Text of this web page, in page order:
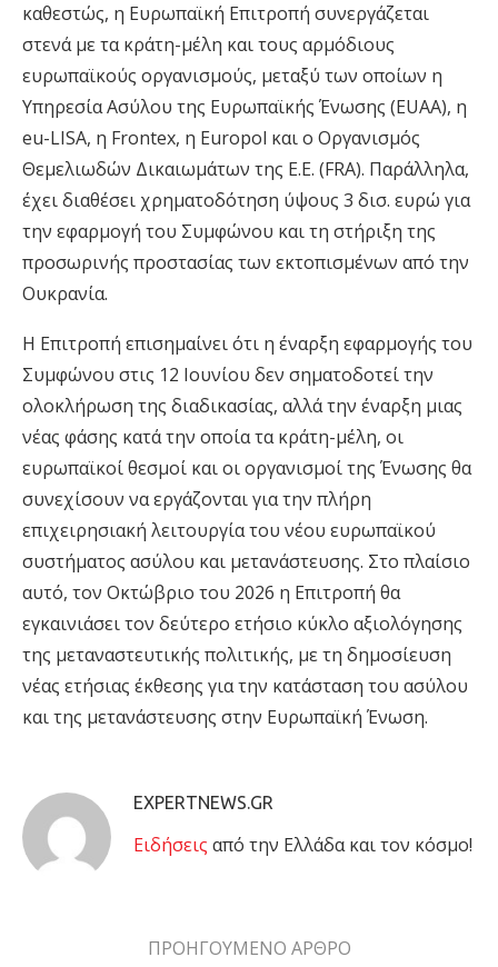
καθεστώς, η Ευρωπαϊκή Επιτροπή συνεργάζεται
στενά με τα κράτη-μέλη και τους αρμόδιους
ευρωπαϊκούς οργανισμούς, μεταξύ των οποίων η
Υπηρεσία Ασύλου της Ευρωπαϊκής Ένωσης (EUAA), η
eu-LISA, η Frontex, η Europol και ο Οργανισμός
Θεμελιωδών Δικαιωμάτων της Ε.Ε. (FRA). Παράλληλα,
έχει διαθέσει χρηματοδότηση ύψους 3 δισ. ευρώ για
την εφαρμογή του Συμφώνου και τη στήριξη της
προσωρινής προστασίας των εκτοπισμένων από την
Ουκρανία.
Η Επιτροπή επισημαίνει ότι η έναρξη εφαρμογής του
Συμφώνου στις 12 Ιουνίου δεν σηματοδοτεί την
ολοκλήρωση της διαδικασίας, αλλά την έναρξη μιας
νέας φάσης κατά την οποία τα κράτη-μέλη, οι
ευρωπαϊκοί θεσμοί και οι οργανισμοί της Ένωσης θα
συνεχίσουν να εργάζονται για την πλήρη
επιχειρησιακή λειτουργία του νέου ευρωπαϊκού
συστήματος ασύλου και μετανάστευσης. Στο πλαίσιο
αυτό, τον Οκτώβριο του 2026 η Επιτροπή θα
εγκαινιάσει τον δεύτερο ετήσιο κύκλο αξιολόγησης
της μεταναστευτικής πολιτικής, με τη δημοσίευση
νέας ετήσιας έκθεσης για την κατάσταση του ασύλου
και της μετανάστευσης στην Ευρωπαϊκή Ένωση.
EXPERTNEWS.GR
Eιδήσεις από την Ελλάδα και τον κόσμο!
ΠΡΟΗΓΟΥΜΕΝΟ ΑΡΘΡΟ